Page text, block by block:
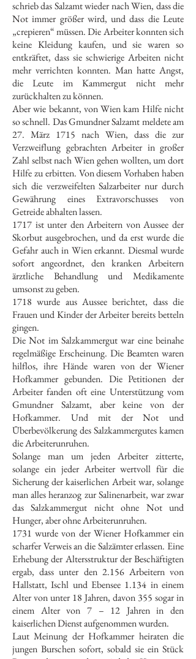
schrieb das Salzamt wieder nach Wien, dass die
Not immer größer wird, und dass die Leute
„crepieren“ müssen. Die Arbeiter konnten sich
keine Kleidung kaufen, und sie waren so
entkräftet, dass sie schwierige Arbeiten nicht
mehr verrichten konnten. Man hatte Angst,
die Leute im Kammergut nicht mehr
zurückhalten zu können.
Aber wie bekannt, von Wien kam Hilfe nicht
so schnell. Das Gmundner Salzamt meldete am
27. März 1715 nach Wien, dass die zur
Verzweiflung gebrachten Arbeiter in großer
Zahl selbst nach Wien gehen wollten, um dort
Hilfe zu erbitten. Von diesem Vorhaben haben
sich die verzweifelten Salzarbeiter nur durch
Gewährung eines Extravorschusses von
Getreide abhalten lassen.
1717 ist unter den Arbeitern von Aussee der
Skorbut ausgebrochen, und da erst wurde die
Gefahr auch in Wien erkannt. Diesmal wurde
sofort angeordnet, den kranken Arbeitern
ärztliche Behandlung und Medikamente
umsonst zu geben.
1718 wurde aus Aussee berichtet, dass die
Frauen und Kinder der Arbeiter bereits betteln
gingen.
Die Not im Salzkammergut war eine beinahe
regelmäßige Erscheinung. Die Beamten waren
hilflos, ihre Hände waren von der Wiener
Hofkammer gebunden. Die Petitionen der
Arbeiter fanden oft eine Unterstützung vom
Gmundner Salzamt, aber keine von der
Hofkammer. Und mit der Not und
Überbevölkerung des Salzkammergutes kamen
die Arbeiterunruhen.
Solange man um jeden Arbeiter zitterte,
solange ein jeder Arbeiter wertvoll für die
Sicherung der kaiserlichen Arbeit war, solange
man alles heranzog zur Salinenarbeit, war zwar
das Salzkammergut nicht ohne Not und
Hunger, aber ohne Arbeiterunruhen.
1731 wurde von der Wiener Hofkammer ein
scharfer Verweis an die Salzämter erlassen. Eine
Erhebung der Altersstruktur der Beschäftigten
ergab, dass unter den 2.156 Arbeitern von
Hallstatt, Ischl und Ebensee 1.134 in einem
Alter von unter 18 Jahren, davon 355 sogar in
einem Alter von 7 – 12 Jahren in den
kaiserlichen Dienst aufgenommen wurden.
Laut Meinung der Hofkammer heiraten die
jungen Burschen sofort, sobald sie ein Stück